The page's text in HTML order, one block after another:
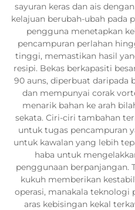
sayuran keras dan ais
kelajuan berubah-ubah pada
pengguna menetapkan
pencampuran perlahan
tinggi, memastikan hasil
resipi. Bekas berkapasiti
90 auns, diperbuat daripada
dan mempunyai corak
menarik bahan ke arah
sekata. Ciri-ciri tambahan
untuk tugas pencampuran
untuk kawalan yang lebih
haba untuk
penggunaan berpanjangan.
kukuh memberikan
operasi, manakala teknologi
aras kebisingan kekal